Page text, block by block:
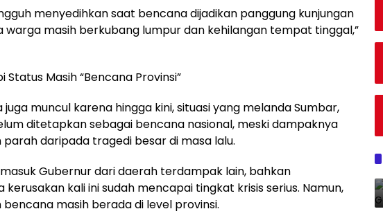
menyedihkan saat bencana dijadikan panggung kunjungan
masih berkubang lumpur dan kehilangan tempat tinggal,”
Status Masih “Bencana Provinsi”
muncul karena hingga kini, situasi yang melanda Sumbar,
ditetapkan sebagai bencana nasional, meski dampaknya
daripada tragedi besar di masa lalu.
Gubernur dari daerah terdampak lain, bahkan
kali ini sudah mencapai tingkat krisis serius. Namun,
masih berada di level provinsi.